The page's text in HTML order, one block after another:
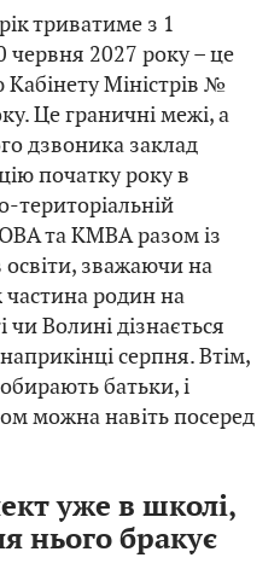
триватиме з 1
червня 2027 року – це
Міністрів №
Це граничні межі, а
дзвоника заклад
початку року в
територіальній
та КМВА разом із
зважаючи на
частина родин на
Волині дізнається
серпня. Втім,
батьки, і
можна навіть посеред
уже в школі,
нього бракує